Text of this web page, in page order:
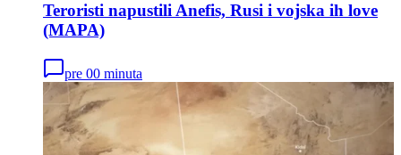
Teroristi napustili Anefis, Rusi i vojska ih love
(MAPA)
pre 00 minuta